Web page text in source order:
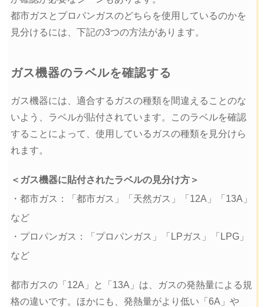
都市ガスとプロパンガスのどちらを使用しているのかを
見分けるには、下記の3つの方法があります。
ガス機器のラベルを確認する
ガス機器には、適合するガスの種類を間違えることのな
いよう、ラベルが貼付されています。このラベルを確認
することによって、使用しているガスの種類を見分けら
れます。
＜ガス機器に貼付されたラベルの見分け方＞
・都市ガス：「都市ガス」「天然ガス」「12A」「13A」
など
・プロパンガス：「プロパンガス」「LPガス」「LPG」
など
都市ガスの「12A」と「13A」は、ガスの発熱量による規
格の違いです。ほかにも、発熱量がより低い「6A」や